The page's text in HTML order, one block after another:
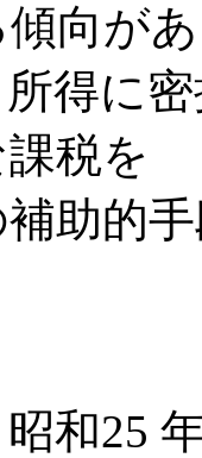
向が
得に
税を
助的
和25